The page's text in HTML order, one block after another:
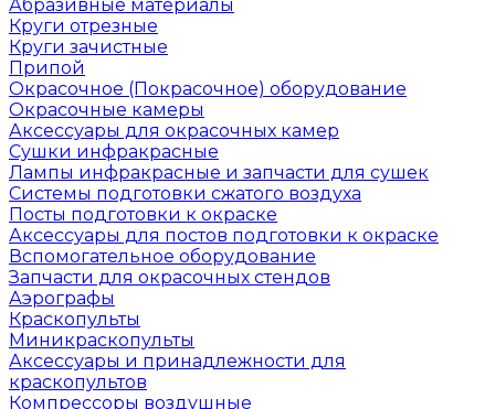
Абразивные материалы
Круги отрезные
Круги зачистные
Припой
Окрасочное (Покрасочное) оборудование
Окрасочные камеры
Аксессуары для окрасочных камер
Сушки инфракрасные
Лампы инфракрасные и запчасти для сушек
Системы подготовки сжатого воздуха
Посты подготовки к окраске
Аксессуары для постов подготовки к окраске
Вспомогательное оборудование
Запчасти для окрасочных стендов
Аэрографы
Краскопульты
Миникраскопульты
Аксессуары и принадлежности для
краскопультов
Компрессоры воздушные